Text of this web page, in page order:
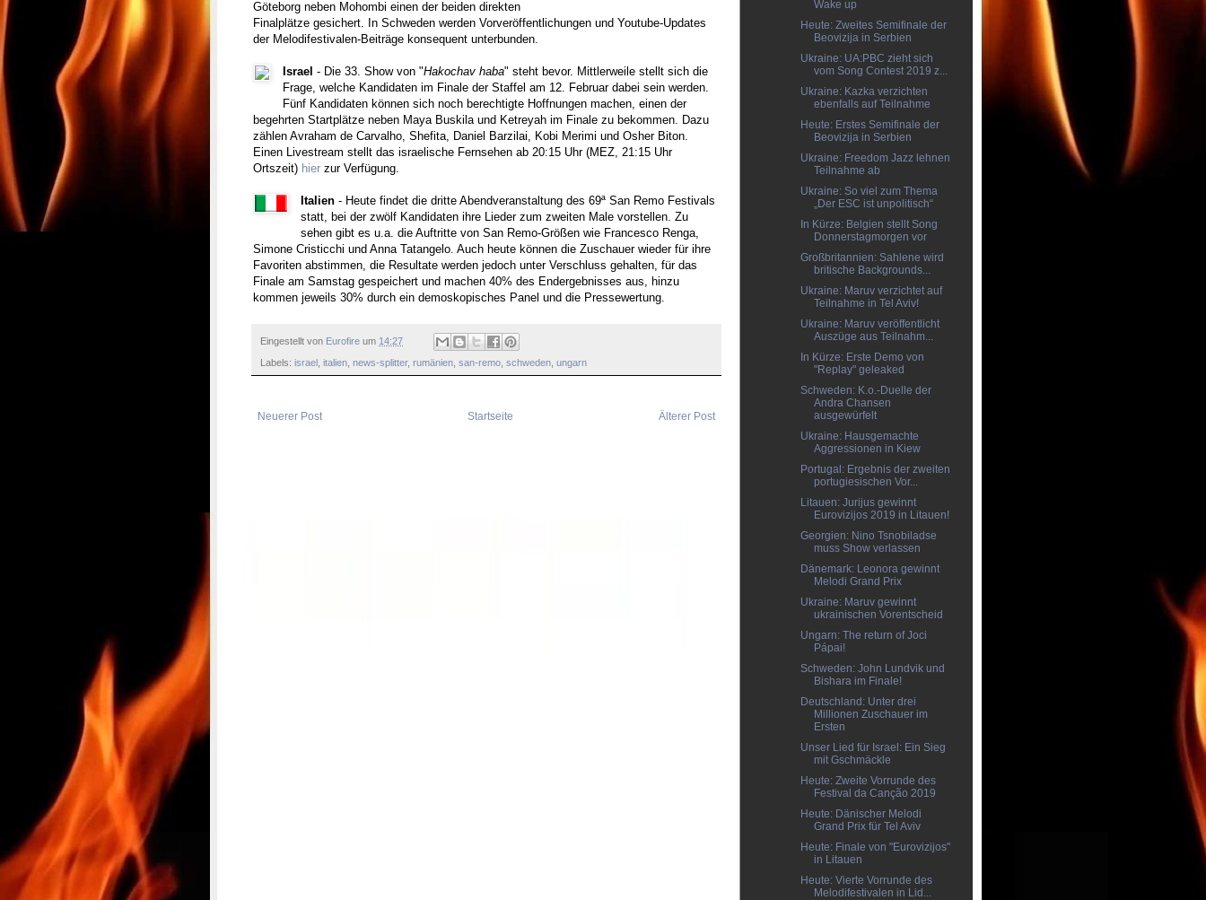
Göteborg neben Mohombi einen der beiden direkten
Finalplätze gesichert. In Schweden werden Vorveröffentlichungen und Youtube-Updates
der Melodifestivalen-Beiträge konsequent unterbunden.
Israel- Die 33. Show von "Hakochav haba" steht bevor. Mittlerweile stellt sich die
Frage, welche Kandidaten im Finale der Staffel am 12. Februar dabei sein werden.
Fünf Kandidaten können sich noch berechtigte Hoffnungen machen, einen der
begehrten Startplätze neben Maya Buskila und Ketreyah im Finale zu bekommen. Dazu
zählen Avraham de Carvalho, Shefita, Daniel Barzilai, Kobi Merimi und Osher Biton.
Einen Livestream stellt das israelische Fernsehen ab 20:15 Uhr (MEZ, 21:15 Uhr
Ortszeit) hier zur Verfügung.
Italien- Heute findet die dritte Abendveranstaltung des 69ª San Remo Festivals
statt, bei der zwölf Kandidaten ihre Lieder zum zweiten Male vorstellen. Zu
sehen gibt es u.a. die Auftritte von San Remo-Größen wie Francesco Renga,
Simone Cristicchi und Anna Tatangelo. Auch heute können die Zuschauer wieder für ihre
Favoriten abstimmen, die Resultate werden jedoch unter Verschluss gehalten, für das
Finale am Samstag gespeichert und machen 40% des Endergebnisses aus, hinzu
kommen jeweils 30% durch ein demoskopisches Panel und die Pressewertung.
Eingestellt von Eurofire um 14:27
Labels: israel italien news-splitter, rumänien san-remo schweden ungarn
Neuerer Post Älterer Post
Startseite
Wake up
Heute: Zweites Semifinale der
Beovizija in Serbien
Ukraine: UA:PBC zieht sich
vom Song Contest 2019 z...
Ukraine: Kazka verzichten
ebenfalls auf Teilnahme
Heute: Erstes Semifinale der
Beovizija in Serbien
Ukraine: Freedom Jazz lehnen
Teilnahme ab
Ukraine: So viel zum Thema
„Der ESC ist unpolitisch“
In Kürze: Belgien stellt Song
Donnerstagmorgen vor
Großbritannien: Sahlene wird
britische Backgrounds...
Ukraine: Maruv verzichtet auf
Teilnahme in Tel Aviv!
Ukraine: Maruv veröffentlicht
Auszüge aus Teilnahm...
In Kürze: Erste Demo von
"Replay" geleaked
Schweden: K.o.-Duelle der
Andra Chansen
ausgewürfelt
Ukraine: Hausgemachte
Aggressionen in Kiew
Portugal: Ergebnis der zweiten
portugiesischen Vor...
Litauen: Jurijus gewinnt
Eurovizijos 2019 in Litauen!
Georgien: Nino Tsnobiladse
muss Show verlassen
Dänemark: Leonora gewinnt
Melodi Grand Prix
Ukraine: Maruv gewinnt
ukrainischen Vorentscheid
Ungarn: The return of Joci
Pápai!
Schweden: John Lundvik und
Bishara im Finale!
Deutschland: Unter drei
Millionen Zuschauer im
Ersten
Unser Lied für Israel: Ein Sieg
mit Gschmäckle
Heute: Zweite Vorrunde des
Festival da Canção 2019
Heute: Dänischer Melodi
Grand Prix für Tel Aviv
Heute: Finale von "Eurovizijos"
in Litauen
Heute: Vierte Vorrunde des
Melodifestivalen in Lid...